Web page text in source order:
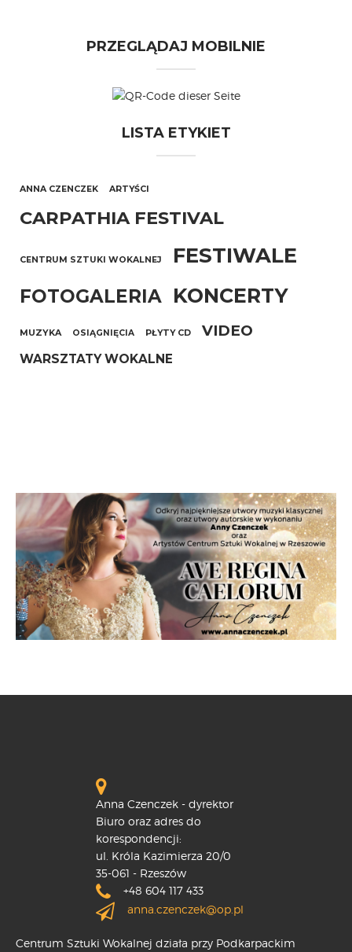
PRZEGLĄDAJ MOBILNIE
LISTA ETYKIET
ANNA CZENCZEK ARTYŚCI
CARPATHIA FESTIVAL
CENTRUM SZTUKI WOKALNEJ FESTIWALE
FOTOGALERIA KONCERTY
MUZYKA OSIĄGNIĘCIA PŁYTY CD VIDEO
WARSZTATY WOKALNE
Anna Czenczek - dyrektor
Biuro oraz adres do
korespondencji:
ul. Króla Kazimierza 20/0
35-061 - Rzeszów
+48 604 117 433
anna.czenczek@op.pl
Centrum Sztuki Wokalnej działa przy Podkarpackim